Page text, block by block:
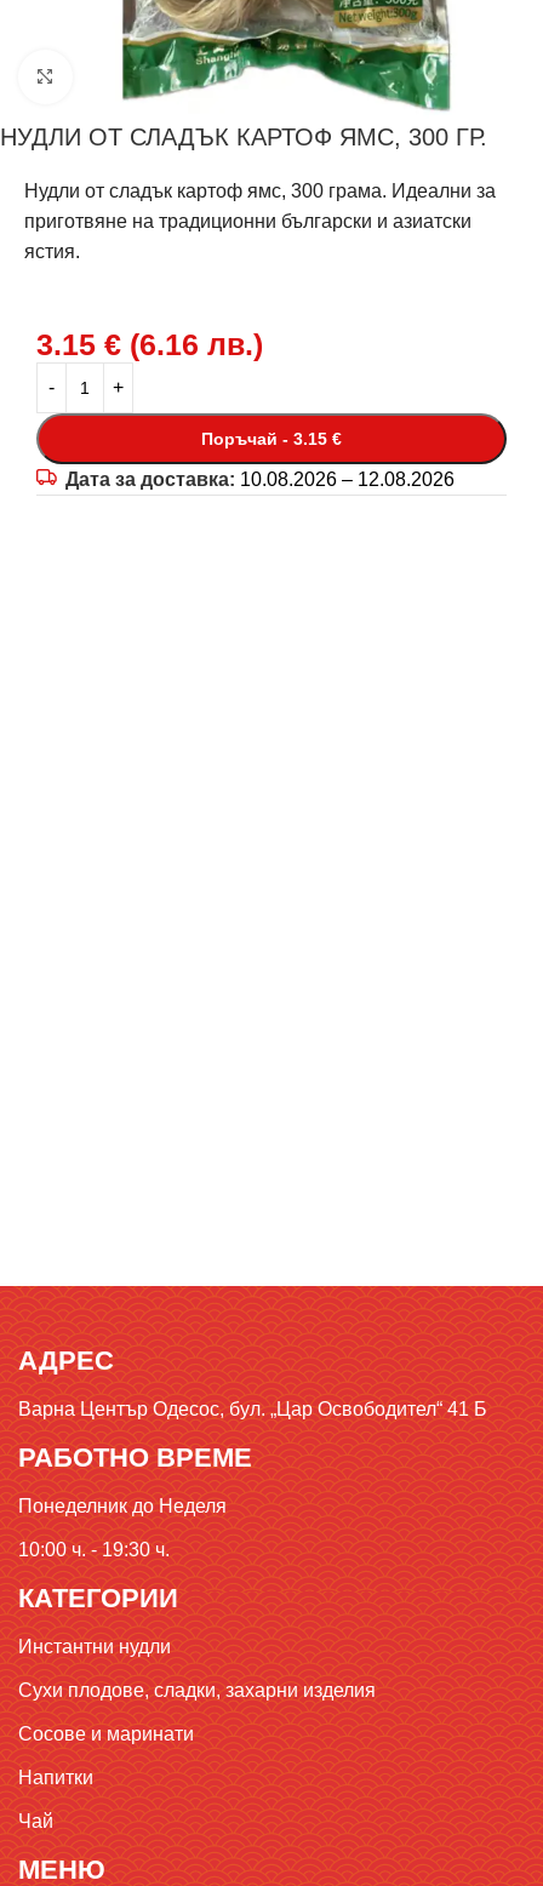
Щракнете за уголемяване
НУДЛИ ОТ СЛАДЪК КАРТОФ ЯМС, 300 ГР.
Нудли от сладък картоф ямс, 300 грама. Идеални за
приготвяне на традиционни български и азиатски
ястия.
3.15 € (6.16 лв.)
Поръчай - 3.15 €
Дата за доставка: 10.08.2026 – 12.08.2026
АДРЕС
Варна Център Одесос, бул. „Цар Освободител“ 41 Б
РАБОТНО ВРЕМЕ
Понеделник до Неделя
10:00 ч. - 19:30 ч.
КАТЕГОРИИ
Инстантни нудли
Сухи плодове, сладки, захарни изделия
Сосове и маринати
Напитки
Чай
МЕНЮ